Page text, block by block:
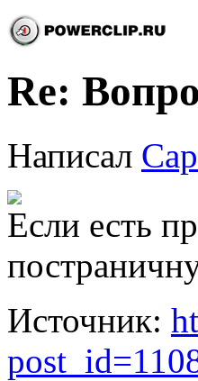
Re:
Написал
Если есть
Источник: